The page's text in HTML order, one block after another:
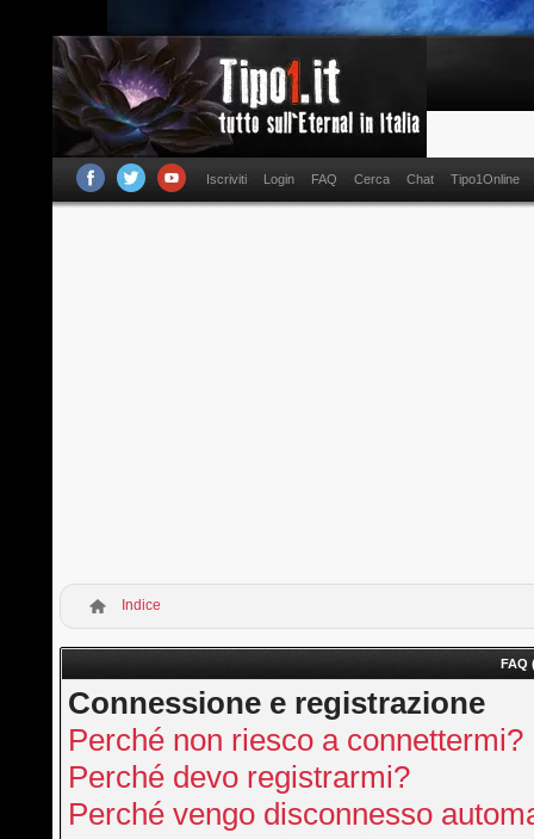
Iscriviti Login FAQ Cerca Chat Tipo1Online
Indice
FAQ
Connessione e registrazione
Perché non riesco a connettermi?
Perché devo registrarmi?
Perché vengo disconnesso